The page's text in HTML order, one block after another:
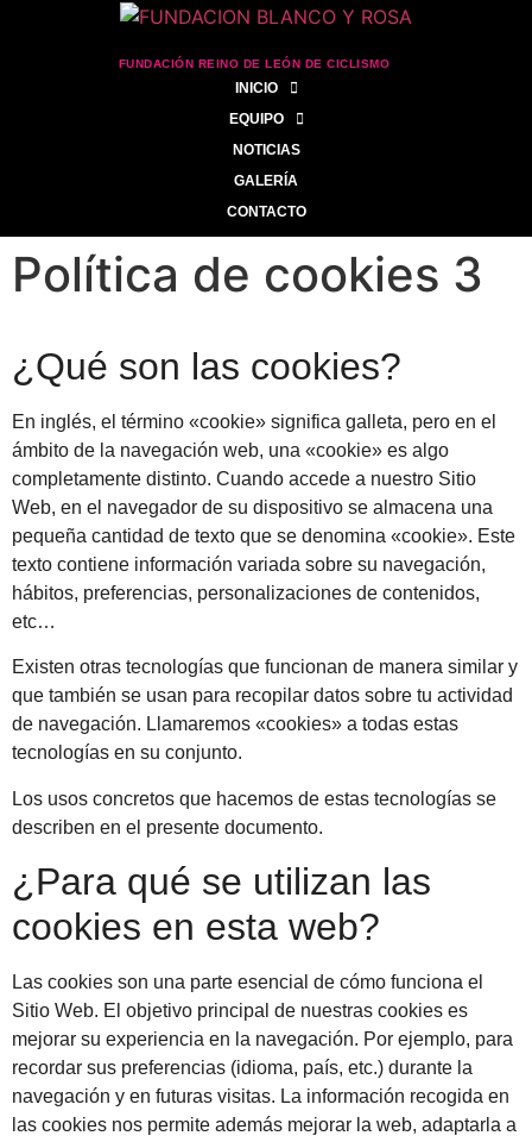
FUNDACIÓN REINO DE LEÓN DE CICLISMO
INICIO
EQUIPO
NOTICIAS
GALERÍA
CONTACTO
Política de cookies 3
¿Qué son las cookies?
En inglés, el término «cookie» significa galleta, pero en el
ámbito de la navegación web, una «cookie» es algo
completamente distinto. Cuando accede a nuestro Sitio
Web, en el navegador de su dispositivo se almacena una
pequeña cantidad de texto que se denomina «cookie». Este
texto contiene información variada sobre su navegación,
hábitos, preferencias, personalizaciones de contenidos,
etc…
Existen otras tecnologías que funcionan de manera similar y
que también se usan para recopilar datos sobre tu actividad
de navegación. Llamaremos «cookies» a todas estas
tecnologías en su conjunto.
Los usos concretos que hacemos de estas tecnologías se
describen en el presente documento.
¿Para qué se utilizan las
cookies en esta web?
Las cookies son una parte esencial de cómo funciona el
Sitio Web. El objetivo principal de nuestras cookies es
mejorar su experiencia en la navegación. Por ejemplo, para
recordar sus preferencias (idioma, país, etc.) durante la
navegación y en futuras visitas. La información recogida en
las cookies nos permite además mejorar la web, adaptarla a